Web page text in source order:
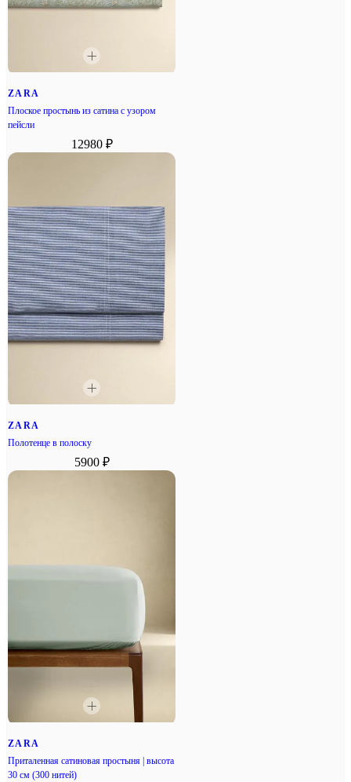
ZARA
Плоское простынь из сатина с узором
пейсли
12980 ₽
ZARA
Полотенце в полоску
5900 ₽
ZARA
Приталенная сатиновая простыня | высота
30 см (300 нитей)